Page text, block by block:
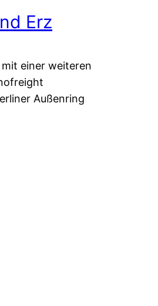
Erz
einer weiteren
Außenring